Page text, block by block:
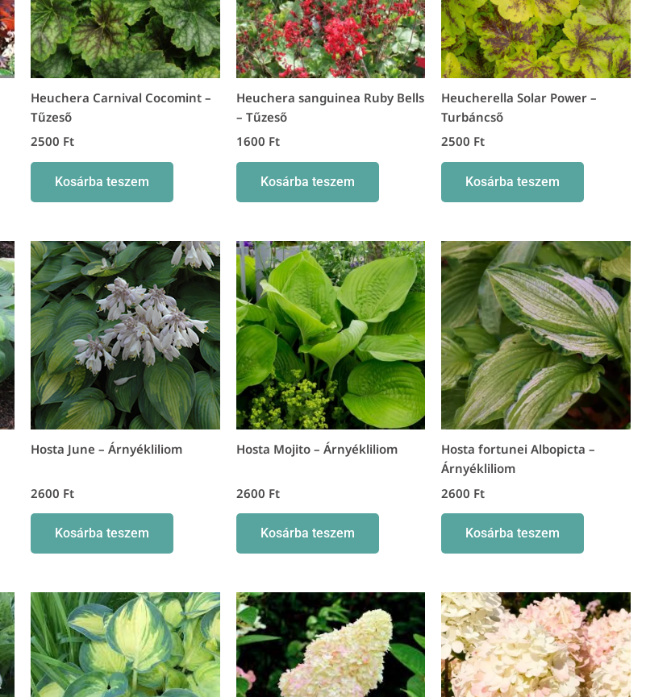
Heuchera Carnival Cocomint –
Tűzeső
2500 Ft
Kosárba teszem
Heuchera sanguinea Ruby Bells
– Tűzeső
1600 Ft
Kosárba teszem
Heucherella Solar Power –
Turbáncső
2500 Ft
Kosárba teszem
Hosta June – Árnyékliliom
2600 Ft
Kosárba teszem
Hosta Mojito – Árnyékliliom
2600 Ft
Kosárba teszem
Hosta fortunei Albopicta –
Árnyékliliom
2600 Ft
Kosárba teszem